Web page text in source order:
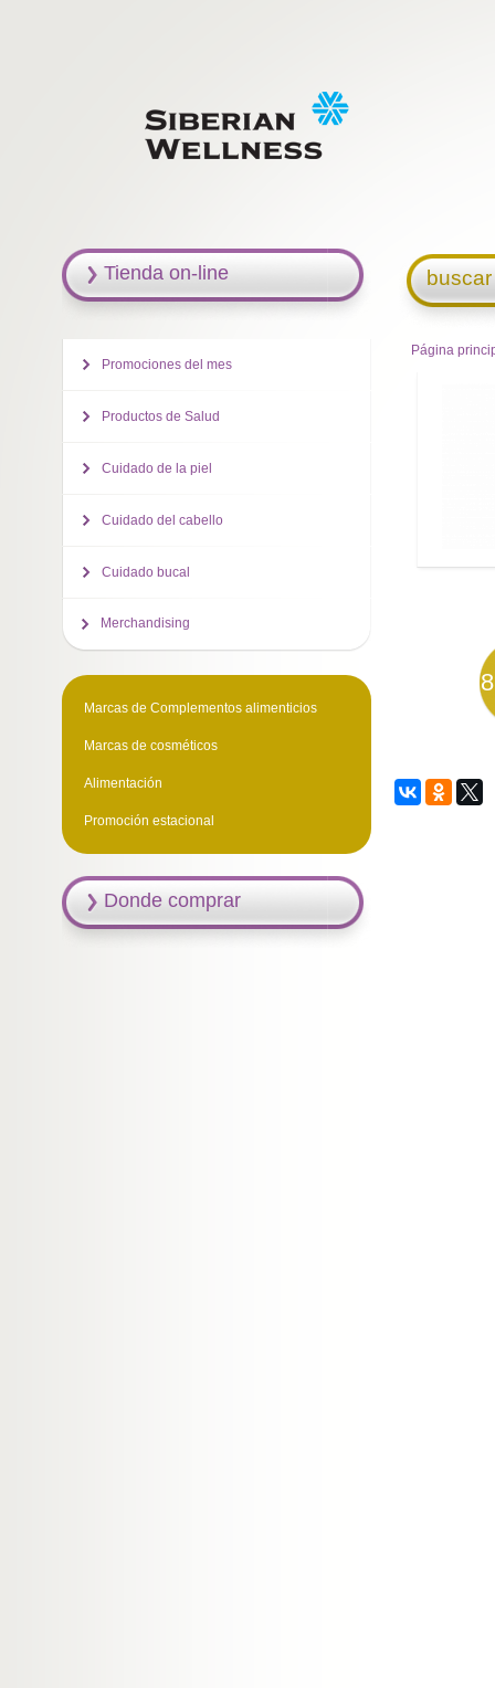
Página
Tienda on-line
Promociones del mes
Productos de Salud
Cuidado de la piel
Cuidado del cabello
Cuidado bucal
Merchandising
Marcas de Complementos alimenticios
Marcas de cosméticos
Alimentación
Promoción estacional
Donde comprar